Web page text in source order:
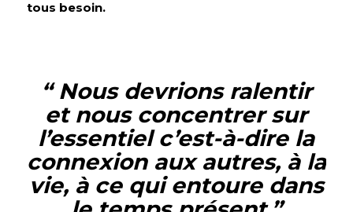
tous besoin.
“ Nous devrions ralentir
et nous concentrer sur
l’essentiel c’est-à-dire la
connexion aux autres, à la
vie, à ce qui entoure dans